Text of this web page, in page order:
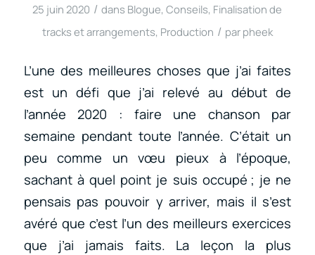
25 juin 2020 / dans Blogue,Conseils, Finalisation de
tracks et arrangements, Production / par pheek
L’une des meilleures choses que j’ai faites
est un défi que j’ai relevé au début de
l’année 2020 : faire une chanson par
semaine pendant toute l’année. C’était un
peu comme un vœu pieux à l’époque,
sachant à quel point je suis occupé ; je ne
pensais pas pouvoir y arriver, mais il s’est
avéré que c’est l’un des meilleurs exercices
que j’ai jamais faits. La leçon la plus